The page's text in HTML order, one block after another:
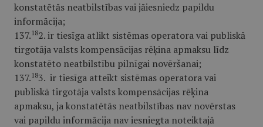
konstatētās neatbilstības vai jāiesniedz papildu
informācija;
137. 182. ir tiesīga atlikt sistēmas operatora vai publiskā
tirgotāja valsts kompensācijas rēķina apmaksu līdz
konstatēto neatbilstību pilnīgai novēršanai;
137. 183. ir tiesīga atteikt sistēmas operatora vai
publiskā tirgotāja valsts kompensācijas rēķina
apmaksu, ja konstatētās neatbilstības nav novērstas
vai papildu informācija nav iesniegta noteiktajā